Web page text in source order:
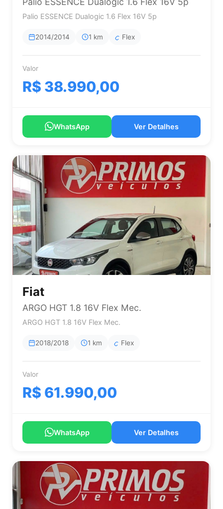
Palio ESSENCE Dualogic 1.6 Flex 16V 5p
2014/2014 1 km Flex
Valor
R$ 38.990,00
WhatsApp Ver Detalhes
Fiat
ARGO HGT 1.8 16V Flex Mec.
ARGO HGT 1.8 16V Flex Mec.
2018/2018 1 km Flex
Valor
R$ 61.990,00
WhatsApp Ver Detalhes